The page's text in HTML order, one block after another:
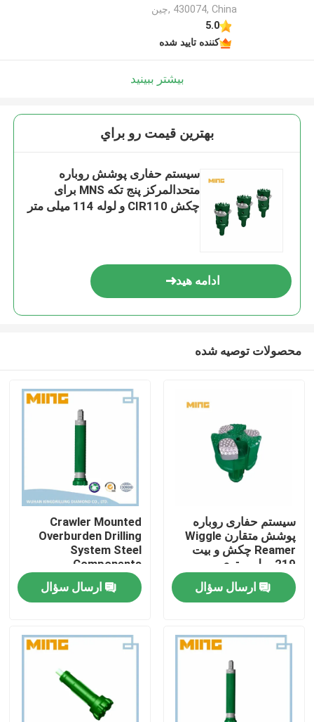
430074, China ,چین
5.0
کننده تایید شده
بیشتر ببینید
بهترين قيمت رو براي
سیستم حفاری پوشش روباره
متحدالمرکز پنج تکه MNS برای
چکش CIR110 و لوله 114 میلی متر
ادامه هید
محصولات توصیه شده
سیستم حفاری روباره
پوشش متقارن Wiggle
Reamer چکش و بیت
219 میلی متری
ارسال سؤال
Crawler Mounted
Overburden Drilling
System Steel
Components
Optimized for Mining
Construction Water
Well Drilling Tasks
ارسال سؤال